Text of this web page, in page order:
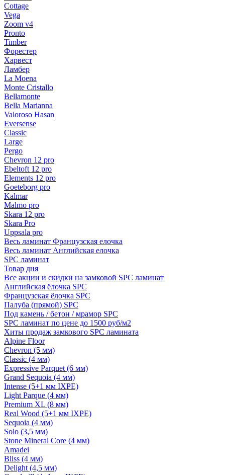
Cottage
Vega
Zoom v4
Pronto
Timber
Форестер
Харвест
Ламбер
La Moena
Monte Cristallo
Bellamonte
Bella Marianna
Valoroso Hasan
Eversense
Classic
Large
Pergo
Chevron 12 pro
Ebeltoft 12 pro
Elements 12 pro
Goeteborg pro
Kalmar
Malmo pro
Skara 12 pro
Skara Pro
Uppsala pro
Весь ламинат Французская елочка
Весь ламинат Английская елочка
SPC ламинат
Товар дня
Все акции и скидки на замковой SPC ламинат
Английская ёлочка SPC
Французская ёлочка SPC
Палуба (прямой) SPC
Под камень / бетон / мрамор SPC
SPC ламинат по цене до 1500 руб/м2
Хиты продаж замкового SPC ламината
Alpine Floor
Chevron (5 мм)
Classic (4 мм)
Expressive Parquet (6 мм)
Grand Sequoia (4 мм)
Intense (5+1 мм IXPE)
Light Parque (4 мм)
Premium XL (8 мм)
Real Wood (5+1 мм IXPE)
Sequoia (4 мм)
Solo (3,5 мм)
Stone Mineral Core (4 мм)
Amadei
Bliss (4 мм)
Delight (4,5 мм)